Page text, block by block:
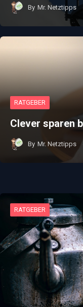
By Mr. Netztipps
RATGEBER
Clever sparen
By Mr. Netztipps
RATGEBER